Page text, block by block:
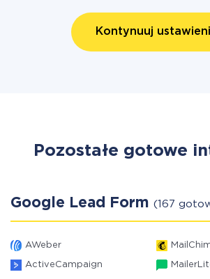
Kontynuuj
Pozostałe gotowe
Google Lead Form (167
AWeber
ActiveCampaign